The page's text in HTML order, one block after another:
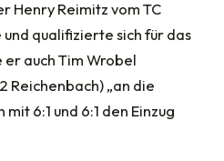
Henry Reimitz vom TC
qualifizierte sich für das
auch Tim Wrobel
Reichenbach) „an die
6:1 und 6:1 den Einzug